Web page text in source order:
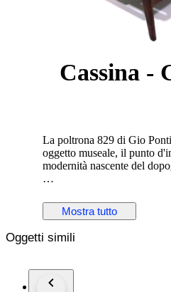
Cassina -
La poltrona 829 di Gio
oggetto museale, il punto
modernità nascente del
seduta confortevole e
tessuto imbottito con il
Bibliografia: U.La Pietra,
Spedizione interamente
Mostra tutto
Oggetti simili